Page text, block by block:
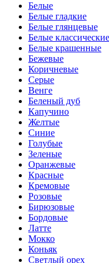
Белые
Белые гладкие
Белые глянцевые
Белые классические
Белые крашенные
Бежевые
Коричневые
Серые
Венге
Беленый дуб
Капучино
Желтые
Синие
Голубые
Зеленые
Оранжевые
Красные
Кремовые
Розовые
Бирюзовые
Бордовые
Латте
Мокко
Коньяк
Светлый орех